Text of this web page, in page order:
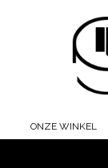
ONZE WINKEL